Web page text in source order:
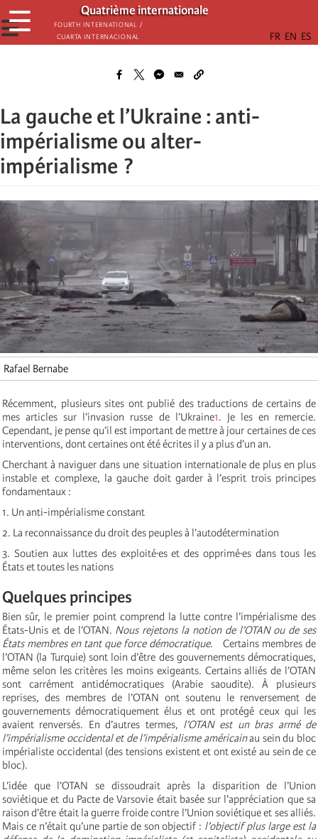
Passar
para
o
Quatrième internationale
Fourth International /
Cuarta Internacional
☰
☰
La gauche et l’Ukraine : anti-
impérialisme ou alter-
impérialisme ?
Rafael Bernabe
Récemment, plusieurs sites ont publié des traductions de certains de
mes articles sur l’invasion russe de l’Ukraine1. Je les en remercie.
Cependant, je pense qu’il est important de mettre à jour certaines de ces
interventions, dont certaines ont été écrites il y a plus d’un an.
Cherchant à naviguer dans une situation internationale de plus en plus
instable et complexe, la gauche doit garder à l’esprit trois principes
fondamentaux :
1. Un anti-impérialisme constant
2. La reconnaissance du droit des peuples à l’autodétermination
3. Soutien aux luttes des exploité·es et des opprimé·es dans tous les
États et toutes les nations
Quelques principes
Bien sûr, le premier point comprend la lutte contre l’impérialisme des
États-Unis et de l’OTAN. Nous rejetons la notion de l’OTAN ou de ses
États membres en tant que force démocratique. Certains membres de
l’OTAN (la Turquie) sont loin d’être des gouvernements démocratiques,
même selon les critères les moins exigeants. Certains alliés de l’OTAN
sont carrément antidémocratiques (Arabie saoudite). À plusieurs
reprises, des membres de l’OTAN ont soutenu le renversement de
gouvernements démocratiquement élus et ont protégé ceux qui les
avaient renversés. En d’autres termes, l’OTAN est un bras armé de
l’impérialisme occidental et de l’impérialisme américainau sein du bloc
impérialiste occidental (des tensions existent et ont existé au sein de ce
bloc).
L’idée que l’OTAN se dissoudrait après la disparition de l’Union
soviétique et du Pacte de Varsovie était basée sur l’appréciation que sa
raison d’être était la guerre froide contre l’Union soviétique et ses alliés.
Mais ce n’était qu’une partie de son objectif : l’objectif plus large est la